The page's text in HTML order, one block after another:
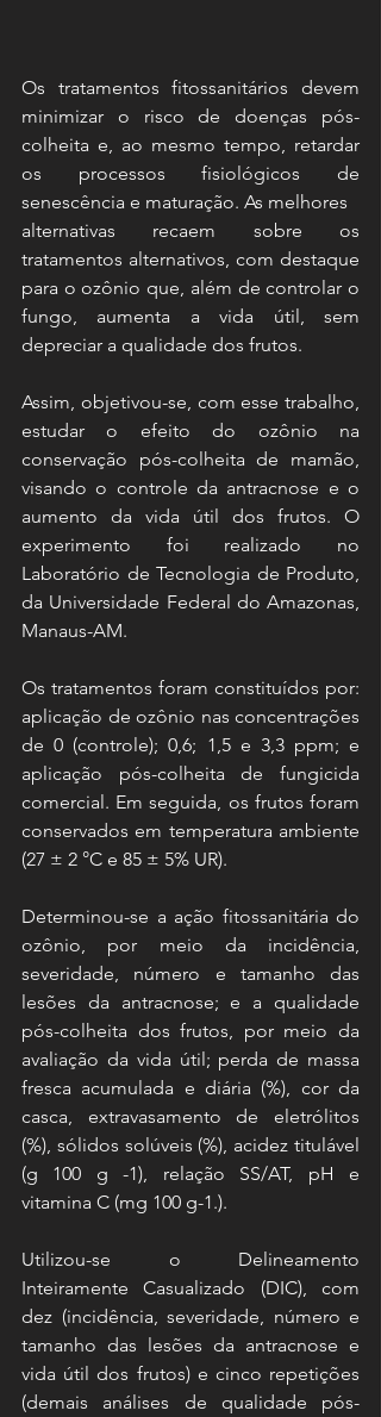
Os tratamentos fitossanitários devem
minimizar o risco de doenças pós-
colheita e, ao mesmo tempo, retardar
os processos fisiológicos de
senescência e maturação. As melhores
alternativas recaem sobre os
tratamentos alternativos, com destaque
para o ozônio que, além de controlar o
fungo, aumenta a vida útil, sem
depreciar a qualidade dos frutos.
Assim, objetivou-se, com esse trabalho,
estudar o efeito do ozônio na
conservação pós-colheita de mamão,
visando o controle da antracnose e o
aumento da vida útil dos frutos. O
experimento foi realizado no
Laboratório de Tecnologia de Produto,
da Universidade Federal do Amazonas,
Manaus-AM.
Os tratamentos foram constituídos por:
aplicação de ozônio nas concentrações
de 0 (controle); 0,6; 1,5 e 3,3 ppm; e
aplicação pós-colheita de fungicida
comercial. Em seguida, os frutos foram
conservados em temperatura ambiente
(27 ± 2 °C e 85 ± 5% UR).
Determinou-se a ação fitossanitária do
ozônio, por meio da incidência,
severidade, número e tamanho das
lesões da antracnose; e a qualidade
pós-colheita dos frutos, por meio da
avaliação da vida útil; perda de massa
fresca acumulada e diária (%), cor da
casca, extravasamento de eletrólitos
(%), sólidos solúveis (%), acidez titulável
(g 100 g -1), relação SS/AT, pH e
vitamina C (mg 100 g-1.).
Utilizou-se o Delineamento
Inteiramente Casualizado (DIC), com
dez (incidência, severidade, número e
tamanho das lesões da antracnose e
vida útil dos frutos) e cinco repetições
(demais análises de qualidade pós-